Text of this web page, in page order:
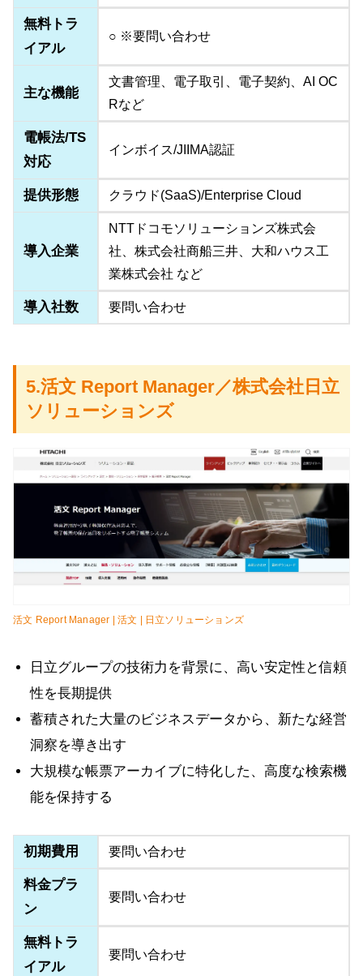
無料トラ
イアル
○ ※要問い合わせ
主な機能
文書管理、電子取引、電子契約、AI OC
Rなど
電帳法/TS
対応
インボイス/JIIMA認証
提供形態 クラウド(SaaS)/Enterprise Cloud
導入企業
NTTドコモソリューションズ株式会
社、株式会社商船三井、大和ハウス工
業株式会社 など
導入社数 要問い合わせ
5.活文 Report Manager／株式会社日立
ソリューションズ
活文 Report Manager | 活文 | 日立ソリューションズ
日立グループの技術力を背景に、高い安定性と信頼
性を長期提供
蓄積された大量のビジネスデータから、新たな経営
洞察を導き出す
大規模な帳票アーカイブに特化した、高度な検索機
能を保持する
初期費用 要問い合わせ
料金プラ
ン
要問い合わせ
無料トラ
イアル
要問い合わせ